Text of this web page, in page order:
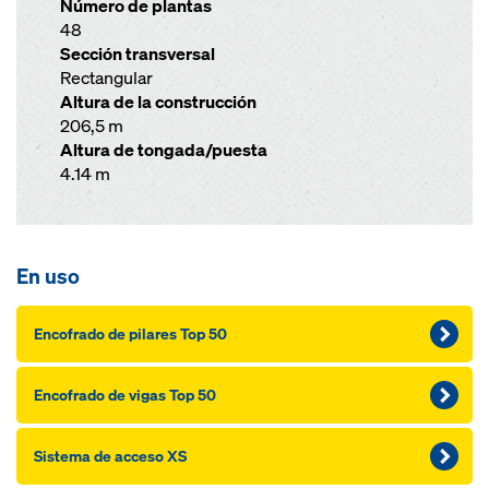
Número de plantas
48
Sección transversal
Rectangular
Altura de la construcción
206,5 m
Altura de tongada/puesta
4.14 m
En uso
Encofrado de pilares Top 50
Encofrado de vigas Top 50
Sistema de acceso XS